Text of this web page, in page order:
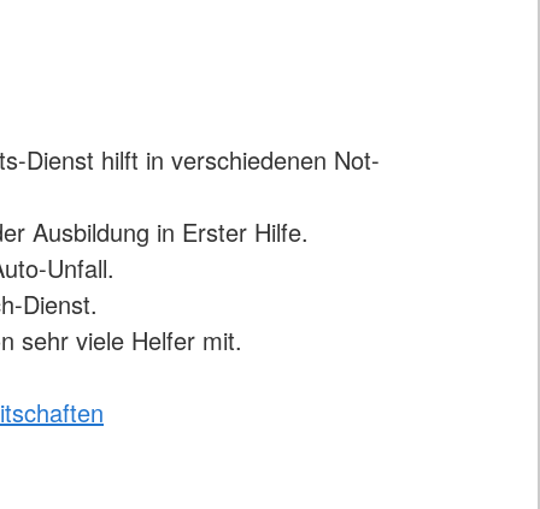
Dienst hilft in verschiedenen Not-
Ausbildung in Erster Hilfe.
Unfall.
Dienst.
sehr viele Helfer mit.